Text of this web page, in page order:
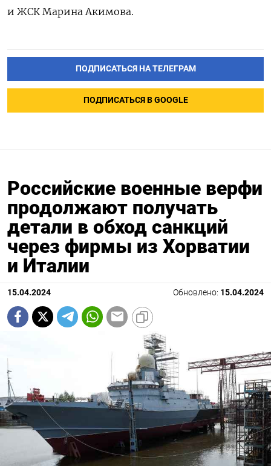
и ЖСК Марина Акимова.
ПОДПИСАТЬСЯ НА ТЕЛЕГРАМ
ПОДПИСАТЬСЯ В GOOGLE
Российские военные верфи
продолжают получать
детали в обход санкций
через фирмы из Хорватии
и Италии
15.04.2024 Обновлено: 15.04.2024